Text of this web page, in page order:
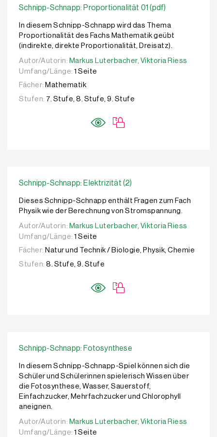
Schnipp-Schnapp: Proportionalität 01 (pdf)
In diesem Schnipp-Schnapp wird das Thema
Proportionalität des Fachs Mathematik geübt
(indirekte, direkte Proportionalität, Dreisatz).
Autor/Autorin: Markus Luterbacher, Viktoria Riess
Autor/Autorin: Markus Luterbacher, Viktoria Riess
Umfang/Länge: 1 Seite
Fächer: Mathematik
Stufen: 7. Stufe, 8. Stufe, 9. Stufe
Schnipp-Schnapp: Elektrizität (2)
Dieses Schnipp-Schnapp enthält Fragen zum Fach
Physik wie der Berechnung von Stromspannung.
Autor/Autorin: Markus Luterbacher, Viktoria Riess
Autor/Autorin: Markus Luterbacher, Viktoria Riess
Umfang/Länge: 1 Seite
Fächer: Natur und Technik / Biologie, Physik, Chemie
Stufen: 8. Stufe, 9. Stufe
Schnipp-Schnapp: Fotosynthese
In diesem Schnipp-Schnapp-Spiel können sich die
Schüler und Schülerinnen spielerisch Wissen über
die Fotosynthese, Wasser, Sauerstoff,
Einfachzucker, Mehrfachzucker und Chlorophyll
aneignen.
Autor/Autorin: Markus Luterbacher, Viktoria Riess
Autor/Autorin: Markus Luterbacher, Viktoria Riess
Umfang/Länge: 1 Seite